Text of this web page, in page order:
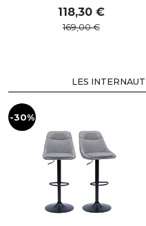
118,30
169,00
LES
-30%